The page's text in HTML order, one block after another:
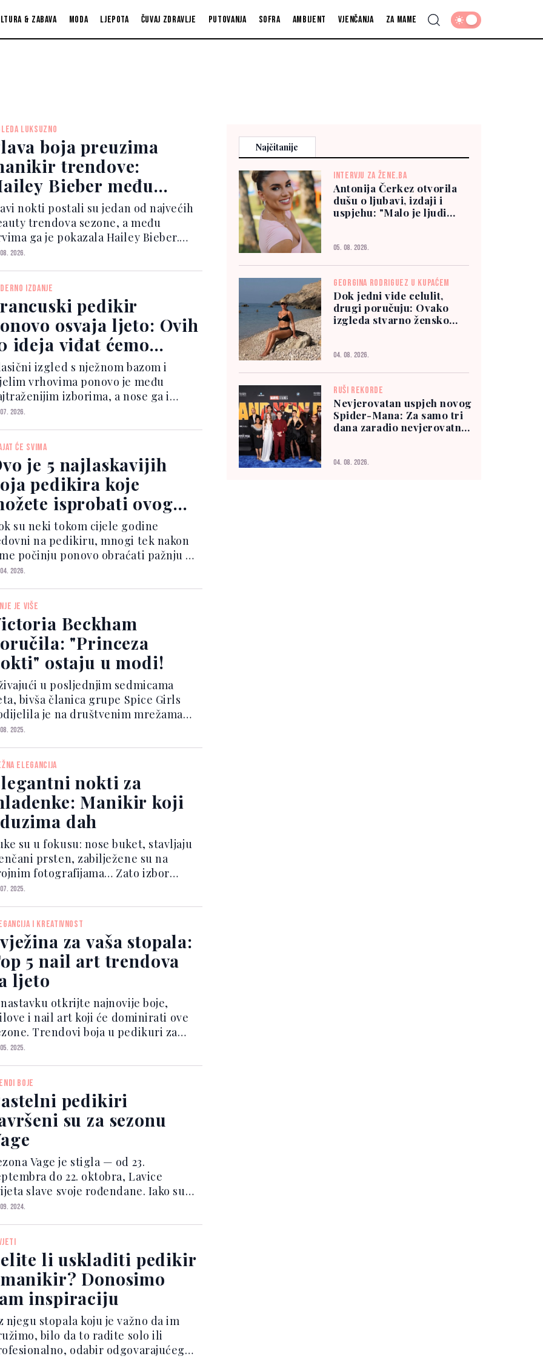
& zabava Moda Ljepota Čuvaj zdravlje Putovanja Sofra Ambijent Vjenčanja Za mame
LUKSUZNO
boja preuzima
trendove:
Bieber među
koje je već
nokti postali su jedan od najvećih
trendova sezone, a među
ga je pokazala Hailey Bieber.
je tokom jednog izlaska s
u nježnoj nijansi između plave i
poznat...
2026.
IZDANJE
pedikir
osvaja ljeto: Ovih
ideja viđat ćemo
izgled s nježnom bazom i
vrhovima ponovo je među
izborima, a nose ga i
poznate dame, među kojima su
francuski pedikir dobio je
osvježenje. Minimalis...
2026.
ĆE SVIMA
je 5 najlaskavijih
pedikira koje
isprobati ovog
su neki tokom cijele godine
na pedikiru, mnogi tek nakon
počinju ponovo obraćati pažnju na
Zato su izdvojene najlaskavije
do odvažnih i tamnih
Prema riječim...
2026.
JE VIŠE
Beckham
"Princeza
ostaju u modi!
u posljednjim sedmicama
bivša članica grupe Spice Girls
je na društvenim mrežama
porodičnog odmora
15 zaručničkih prstenova, pokazala
i savršeno dotjerane...
2025.
ELEGANCIJA
nokti za
Manikir koji
dah
su u fokusu: nose buket, stavljaju
prsten, zabilježene su na
fotografijama… Zato izbor
treba biti promišljen,
Za vjenčanje preporučujemo
decentne nokte, profi...
2025.
I KREATIVNOST
za vaša stopala:
5 nail art trendova
ljeto
otkrijte najnovije boje,
i nail art koji će dominirati ove
Trendovi boja u pedikuri za
ljeto 2025. Prirodni look s
2025.
BOJE
pedikiri
su za sezonu
Vage je stigla — od 23.
do 22. oktobra, Lavice
slave svoje rođendane. Iako su
zemljane i fokusirane na
pristaju opisi kao što su
uravnotežene i svet...
2024.
li uskladiti pedikir
Donosimo
inspiraciju
njegu stopala koju je važno da im
bilo da to radite solo ili
odabir odgovarajućeg
Najčitanije
INTERVJU ZA ŽENE.BA
Antonija Čerkez otvorila
dušu o ljubavi, izdaji i
uspjehu: "Malo je ljudi
05. 08. 2026.
GEORGINA RODRIGUEZ U KUPAĆEM
Dok jedni vide celulit,
drugi poručuju: Ovako
izgleda stvarno žensko
04. 08. 2026.
RUŠI REKORDE
Nevjerovatan uspjeh novog
Spider-Mana: Za samo tri
dana zaradio nevjerovatnih
04. 08. 2026.